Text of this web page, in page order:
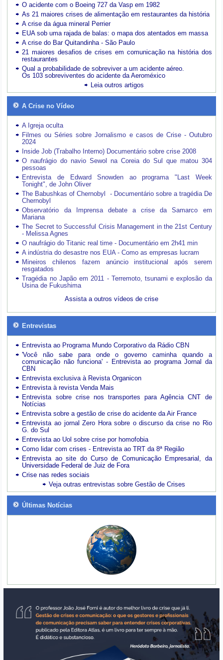
O acidente com o Boeing 727 da Vasp em 1982
As 21 maiores crises de alimentação em restaurantes da história
A crise da água mineral Perrier
EUA sob uma rajada de balas: o mapa dos atentados em massa
A crise do Bar Quitandinha - São Paulo
21 maiores desafios de crises em comunicação na história dos
restaurantes
Qual a probabilidade de sobreviver a um acidente aéreo.
Os 103 sobreviventes do acidente da Aeroméxico
Leia outros artigos
A Crise no Vídeo
A Igreja oculta
Filmes ou Séries sobre Jornalismo e casos de Crise - Outubro
2024
Inside Job (Trabalho Interno) Documentário sobre crise 2008
O naufrágio do navio Sewol na Coreia do Sul que matou 304
pessoas
Entrevista de Edward Snowden ao programa "Last Week
Tonight", de John Oliver
The Babushkas of Chernobyl - Documentário sobre a tragédia De
Chernobyl
Observatório da Imprensa debate a crise da Samarco em
Mariana
The Secret to Successful Crisis Management in the 21st Century
- Melissa Agnes
O naufrágio do Titanic real time - Documentário em 2h41 min
A indústria do desastre nos EUA - Como as empresas lucram
Mineiros chilenos fazem anúncio institucional após serem
resgatados
Tragédia no Japão em 2011 - Terremoto, tsunami e explosão da
Usina de Fukushima
Assista a outros vídeos de crise
Entrevistas
Entrevista ao Programa Mundo Corporativo da Rádio CBN
'Você não sabe para onde o governo caminha quando a
comunicação não funciona' - Entrevista ao programa Jornal da
CBN
Entrevista exclusiva à Revista Organicon
Entrevista à revista Venda Mais
Entrevista sobre crise nos transportes para Agência CNT de
Notícias
Entrevista sobre a gestão de crise do acidente da Air France
Entrevista ao jornal Zero Hora sobre o discurso da crise no Rio
G. do Sul
Entrevista ao Uol sobre crise por homofobia
Como lidar com crises - Entrevista ao TRT da 8ª Região
Entrevista ao site do Curso de Comunicação Empresarial, da
Universidade Federal de Juiz de Fora
Crise nas redes sociais
Veja outras entrevistas sobre Gestão de Crises
Últimas Notícias